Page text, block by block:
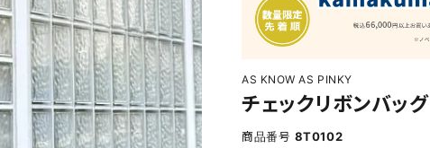
AS KNOW AS PINKY
チェックリボンバッグ
商品番号 8T0102